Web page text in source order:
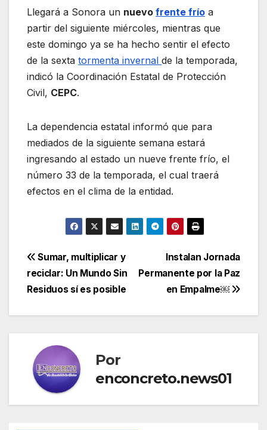
Llegará a Sonora un nuevo frente frío a
partir del siguiente miércoles, mientras que
este domingo ya se ha hecho sentir el efecto
de la sexta tormenta invernal de la temporada,
indicó la Coordinación Estatal de Protección
Civil, CEPC.
La dependencia estatal informó que para
mediados de la siguiente semana estará
ingresando al estado un nueve frente frío, el
número 33 de la temporada, el cual traerá
efectos en el clima de la entidad.
Navegación
de
entradas
Instalan Jornada
Permanente por la Paz
en Empalme￼
Sumar, multiplicar y
reciclar: Un Mundo Sin
Residuos sí es posible
Por
enconcreto.news01